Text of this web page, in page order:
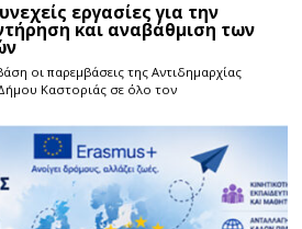
εργασίες για την
και αναβάθμιση των
οι παρεμβάσεις της Αντιδημαρχίας
Καστοριάς σε όλο τον